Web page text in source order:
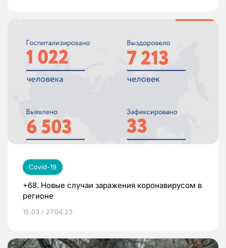
Covid-19
+68. Новые случаи заражения коронавирусом в
регионе
15:03 / 27.04.23